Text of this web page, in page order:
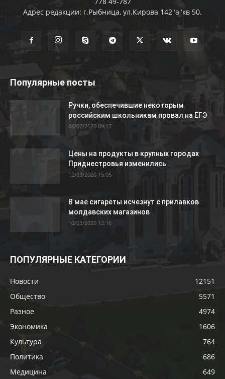
Адрес редакции: г.Рыбница, ул.Кирова 142"а"кв 50.
Популярные посты
Ручки, обеспечившие некоторым
российским школьникам провал на ЕГЭ
06/07/2020 09:17
Цены на продукты в крупных городах
Приднестровья изменились
12/03/2020 15:05
В мае сигареты исчезнут с прилавков
молдавских магазинов
10/03/2020 12:16
ПОПУЛЯРНЫЕ КАТЕГОРИИ
Новости
12151
Общество
5571
Разное
4974
Экономика
1606
Культура
764
Политика
686
Медицина
649